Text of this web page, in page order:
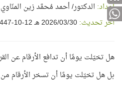
إعداد: الدكتور/ أحمد مُحمَّد زين المنّاوي
آخر تحديث:30‏/03‏/2026 هـ 12-10-1447
هل تخيّلت يومًا أن تدافع الأرقام عن
بل هل تخيّلت يومًا أن تسخر الأرقام